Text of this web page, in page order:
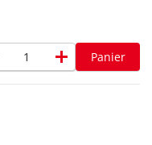
add Panier